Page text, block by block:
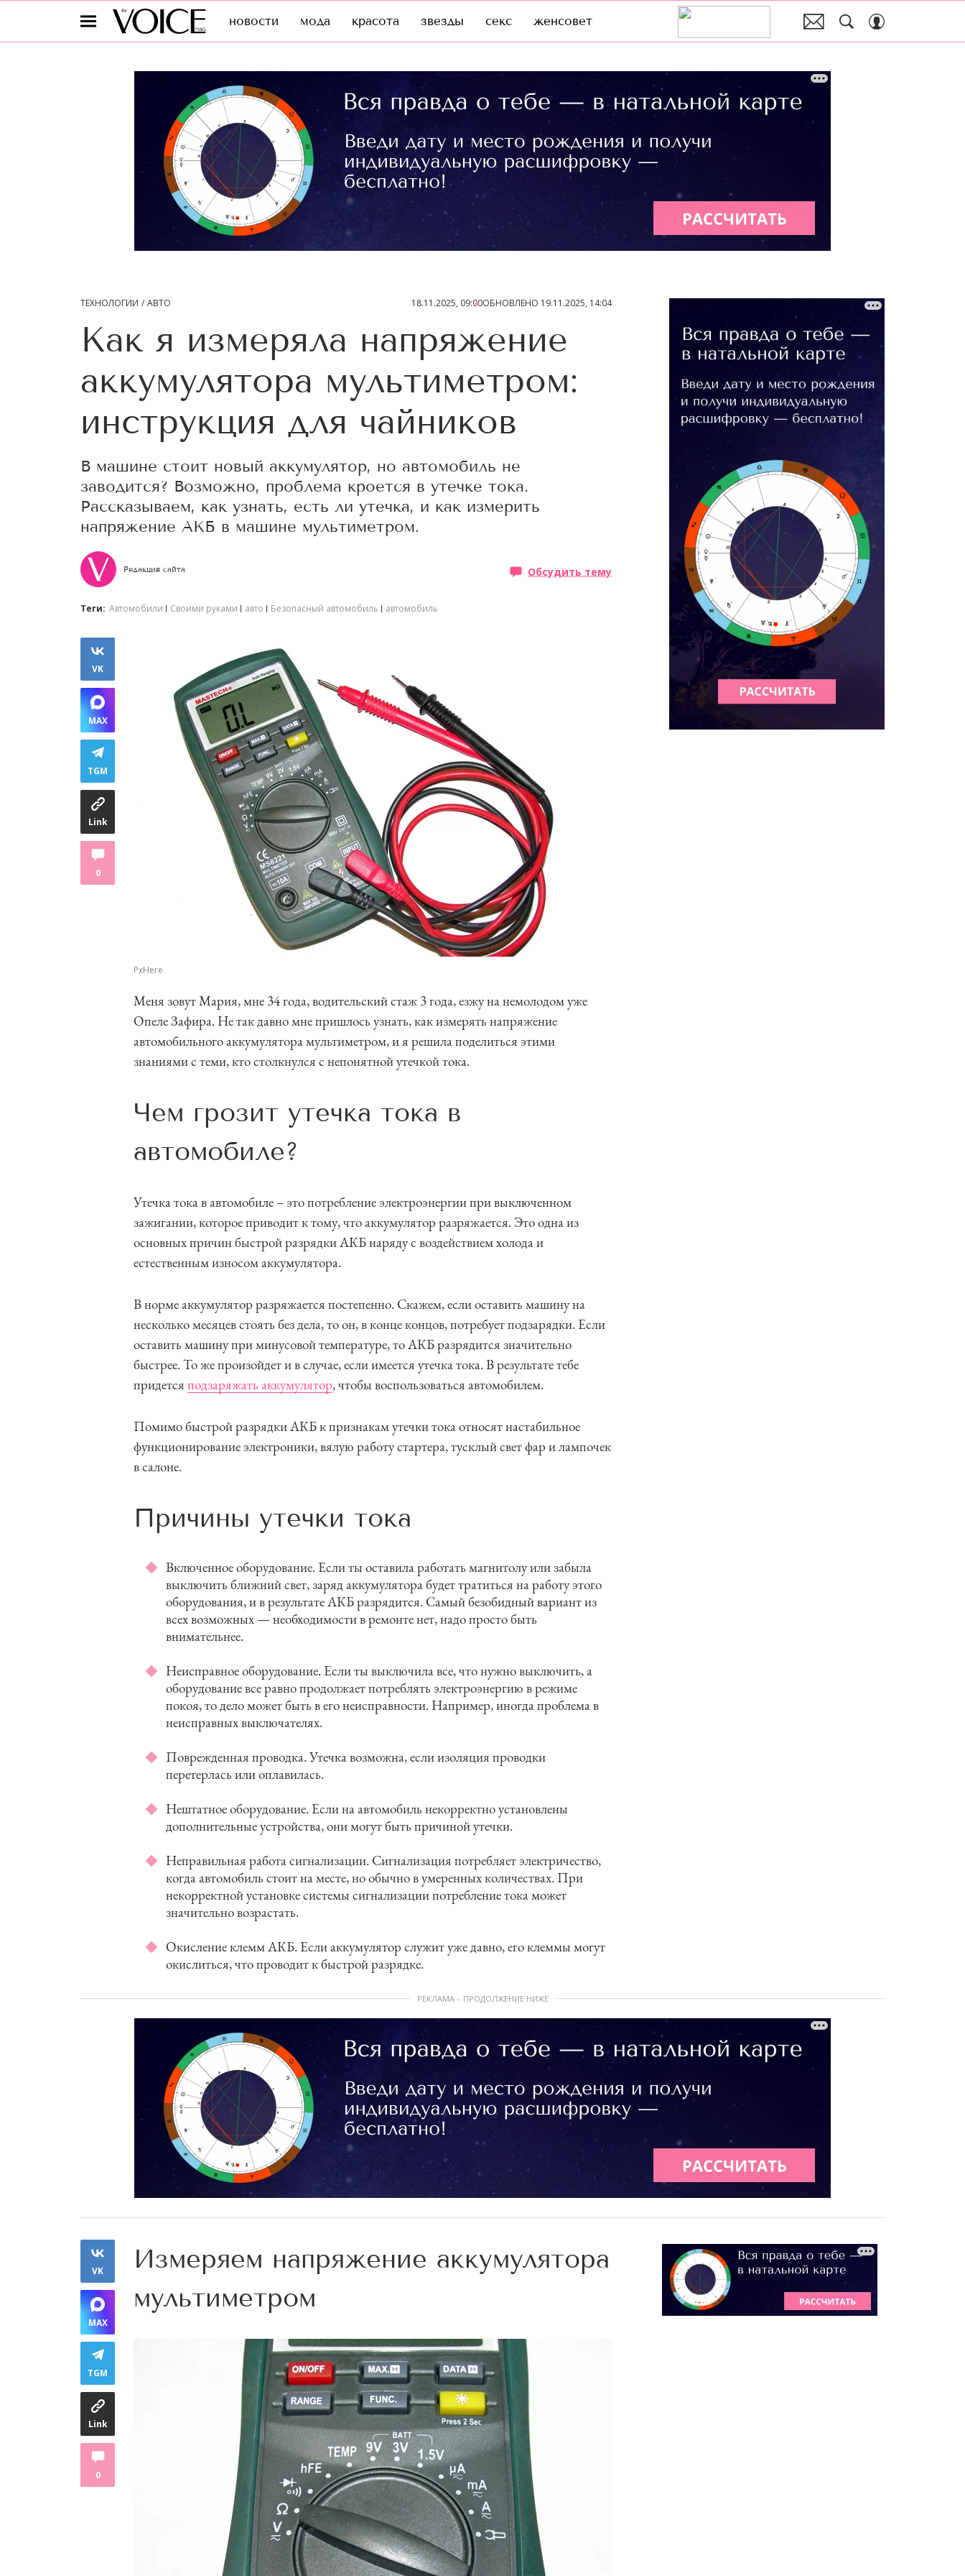
новости мода красота звезды секс женсовет
ТЕХНОЛОГИИ АВТО 18.11.2025, 09:00ОБНОВЛЕНО 19.11.2025, 14:04
Как я измеряла напряжение
аккумулятора мультиметром:
инструкция для чайников
В машине стоит новый аккумулятор, но автомобиль не
заводится? Возможно, проблема кроется в утечке тока.
Рассказываем, как узнать, есть ли утечка, и как измерить
напряжение АКБ в машине мультиметром.
Редакция сайта Обсудить тему
Теги: Автомобили Своими руками авто Безопасный автомобиль автомобиль
VK
MAX
TGM
Link
0
PxHere
Меня зовут Мария, мне 34 года, водительский стаж 3 года, езжу на немолодом уже
Опеле Зафира. Не так давно мне пришлось узнать, как измерять напряжение
автомобильного аккумулятора мультиметром, и я решила поделиться этими
знаниями с теми, кто столкнулся с непонятной утечкой тока.
Чем грозит утечка тока в
автомобиле?
Утечка тока в автомобиле – это потребление электроэнергии при выключенном
зажигании, которое приводит к тому, что аккумулятор разряжается. Это одна из
основных причин быстрой разрядки АКБ наряду с воздействием холода и
естественным износом аккумулятора.
В норме аккумулятор разряжается постепенно. Скажем, если оставить машину на
несколько месяцев стоять без дела, то он, в конце концов, потребует подзарядки. Если
оставить машину при минусовой температуре, то АКБ разрядится значительно
быстрее. То же произойдет и в случае, если имеется утечка тока. В результате тебе
придется подзаряжать аккумулятор, чтобы воспользоваться автомобилем.
Помимо быстрой разрядки АКБ к признакам утечки тока относят настабильное
функционирование электроники, вялую работу стартера, тусклый свет фар и лампочек
в салоне.
Причины утечки тока
Включенное оборудование. Если ты оставила работать магнитолу или забыла
выключить ближний свет, заряд аккумулятора будет тратиться на работу этого
оборудования, и в результате АКБ разрядится. Самый безобидный вариант из
всех возможных — необходимости в ремонте нет, надо просто быть
внимательнее.
Неисправное оборудование. Если ты выключила все, что нужно выключить, а
оборудование все равно продолжает потреблять электроэнергию в режиме
покоя, то дело может быть в его неисправности. Например, иногда проблема в
неисправных выключателях.
Поврежденная проводка. Утечка возможна, если изоляция проводки
перетерлась или оплавилась.
Нештатное оборудование. Если на автомобиль некорректно установлены
дополнительные устройства, они могут быть причиной утечки.
Неправильная работа сигнализации. Сигнализация потребляет электричество,
когда автомобиль стоит на месте, но обычно в умеренных количествах. При
некорректной установке системы сигнализации потребление тока может
значительно возрастать.
Окисление клемм АКБ. Если аккумулятор служит уже давно, его клеммы могут
окислиться, что проводит к быстрой разрядке.
РЕКЛАМА – ПРОДОЛЖЕНИЕ НИЖЕ
VK
MAX
TGM
Link
0
Измеряем напряжение аккумулятора
мультиметром